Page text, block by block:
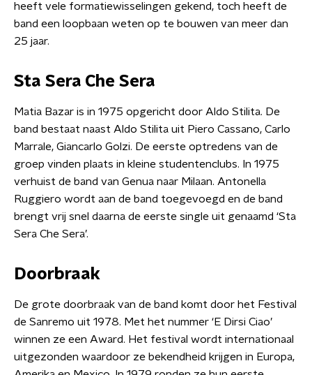
heeft vele formatiewisselingen gekend, toch heeft de
band een loopbaan weten op te bouwen van meer dan
25 jaar.
Sta Sera Che Sera
Matia Bazar is in 1975 opgericht door Aldo Stilita. De
band bestaat naast Aldo Stilita uit Piero Cassano, Carlo
Marrale, Giancarlo Golzi. De eerste optredens van de
groep vinden plaats in kleine studentenclubs. In 1975
verhuist de band van Genua naar Milaan. Antonella
Ruggiero wordt aan de band toegevoegd en de band
brengt vrij snel daarna de eerste single uit genaamd ‘Sta
Sera Che Sera’.
Doorbraak
De grote doorbraak van de band komt door het Festival
de Sanremo uit 1978. Met het nummer ‘E Dirsi Ciao’
winnen ze een Award. Het festival wordt internationaal
uitgezonden waardoor ze bekendheid krijgen in Europa,